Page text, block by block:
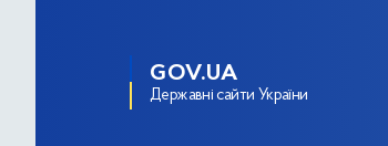
GOV.UA
Державні сайти України